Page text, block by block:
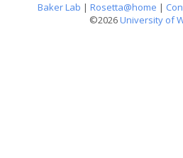
Baker Lab | Rosetta@home |
©2026University of